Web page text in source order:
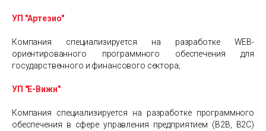
УП "Артезио"
Компания специализируется на разработке WEB-
ориентированного программного обеспечения для
государственного и финансового сектора;
УП "Е-Вижн"
Компания специализируется на разработке программного
обеспечения в сфере управления предприятием (В2В, В2С)